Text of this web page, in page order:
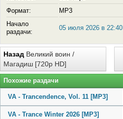
Формат:
MP3
Начало
раздачи:
05 июля 2026 в 22:40
Назад Великий воин /
Магадиш [720p HD]
Похожие раздачи
VA - Trancendence, Vol. 11 [MP3]
VA - Trance Winter 2026 [MP3]